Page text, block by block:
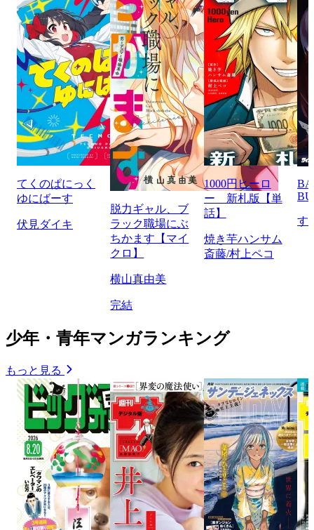
てくのぱにっく
ゆにばーす
伏見ダイキ
脱力ギャル、ブ
ラック職場にぶ
ちかます【マイ
クロ】
横山真由美
完結
1000円ヒーロ
ー 新札版【単
話】
焼き芋ハンサム
斎藤/村上ペコ
す
少年・青年マンガランキング
もっと見る